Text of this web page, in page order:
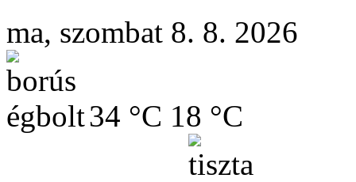
ma, szombat 8. 8. 2026
34 °C 18 °C